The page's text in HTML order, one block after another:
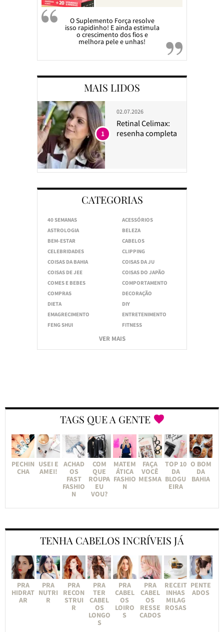
O Suplemento Força resolve
isso rapidinho! E ainda estimula
o crescimento dos fios e
melhora pele e unhas!
MAIS LIDOS
02.07.2026
Retinal Celimax:
resenha completa
1
CATEGORIAS
40 SEMANAS
ACESSÓRIOS
ASTROLOGIA
BELEZA
BEM-ESTAR
CABELOS
CELEBRIDADES
CLIPPING
COISAS DA BAHIA
COISAS DA JU
COISAS DE JEE
COISAS DO JAPÃO
COMES E BEBES
COMPORTAMENTO
COMPRAS
DECORAÇÃO
DIETA
DIY
EMAGRECIMENTO
ENTRETENIMENTO
FENG SHUI
FITNESS
VER MAIS
TAGS QUE A GENTE
PECHIN
CHA
USEI E
AMEI!
ACHAD
OS
FAST
FASHIO
N
COM
QUE
ROUPA
EU
VOU?
MATEM
ÁTICA
FASHIO
N
FAÇA
VOCÊ
MESMA
TOP 10
DA
BLOGU
EIRA
O BOM
DA
BAHIA
TENHA CABELOS INCRÍVEIS JÁ
PRA
HIDRAT
AR
PRA
NUTRI
R
PRA
RECON
STRUI
R
PRA
TER
CABEL
OS
LONGO
S
PRA
CABEL
OS
LOIRO
S
PRA
CABEL
OS
RESSE
CADOS
RECEIT
INHAS
MILAG
ROSAS
PENTE
ADOS